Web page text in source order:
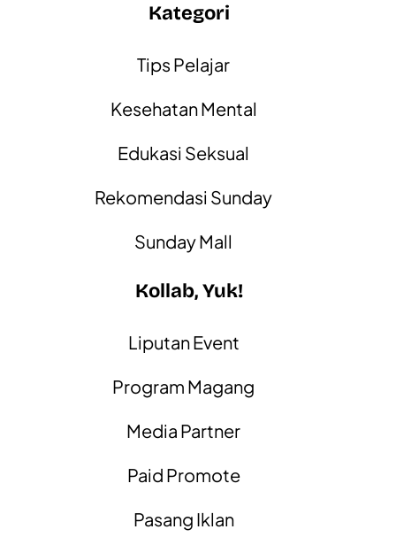
Kategori
Tips Pelajar
Kesehatan Mental
Edukasi Seksual
Rekomendasi Sunday
Sunday Mall
Kollab, Yuk!
Liputan Event
Program Magang
Media Partner
Paid Promote
Pasang Iklan